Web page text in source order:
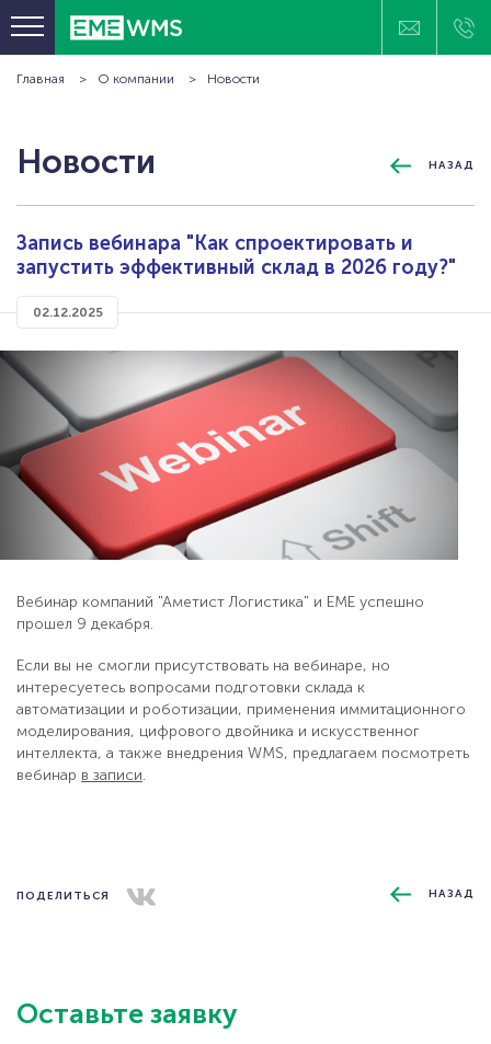
Главная О компании Новости
Новости
Запись вебинара "Как спроектировать и
запустить эффективный склад в 2026 году?"
НАЗАД
02.12.2025
Вебинар компаний "Аметист Логистика" и ЕМЕ успешно
прошел 9 декабря.
Если вы не смогли присутствовать на вебинаре, но
интересуетесь вопросами подготовки склада к
автоматизации и роботизации, применения иммитационного
моделирования, цифрового двойника и искусственног
интеллекта, а также внедрения WMS, предлагаем посмотреть
вебинар в записи.
ПОДЕЛИТЬСЯ НАЗАД
Оставьте заявку
КЛИЕНТЫ
ПРОЕКТЫ
ТЕХНОЛОГИИ И ОБОРУДОВАНИЕ
БАЗА ЗНАНИЙ
О КОМПАНИИ
КОНТАКТЫ